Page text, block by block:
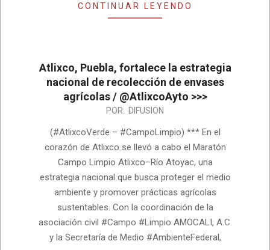
CONTINUAR LEYENDO
Atlixco, Puebla, fortalece la estrategia
nacional de recolección de envases
agrícolas / @AtlixcoAyto >>>
POR: DIFUSION
(#AtlixcoVerde – #CampoLimpio) *** En el
corazón de Atlixco se llevó a cabo el Maratón
Campo Limpio Atlixco–Río Atoyac, una
estrategia nacional que busca proteger el medio
ambiente y promover prácticas agrícolas
sustentables. Con la coordinación de la
asociación civil #Campo #Limpio AMOCALI, A.C.
y la Secretaría de Medio #AmbienteFederal,